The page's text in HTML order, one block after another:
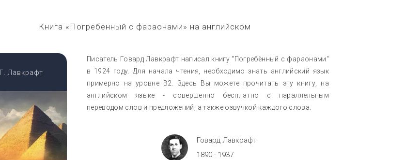
Книга «Погребённый с фараонами» на английском
Г. Лавкрафт
Писатель Говард Лавкрафт написал книгу "Погребённый с фараонами"
в 1924 году. Для начала чтения, необходимо знать английский язык
примерно на уровне B2. Здесь Вы можете прочитать эту книгу, на
английском языке - совершенно бесплатно с параллельным
переводом слов и предложений, а также озвучкой каждого слова.
Говард Лавкрафт
1890 - 1937